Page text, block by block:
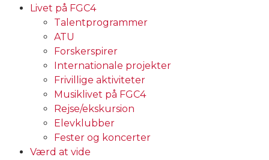
Livet på FGC4
Talentprogrammer
ATU
Forskerspirer
Internationale projekter
Frivillige aktiviteter
Musiklivet på FGC4
Rejse/ekskursion
Elevklubber
Fester og koncerter
Værd at vide